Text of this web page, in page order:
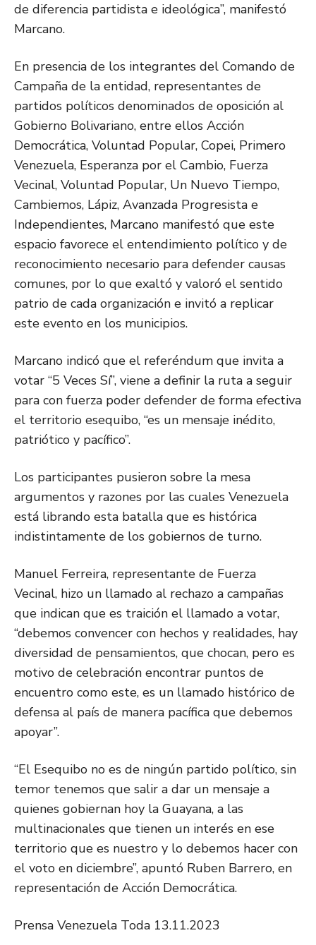
de diferencia partidista e ideológica”, manifestó
Marcano.
En presencia de los integrantes del Comando de
Campaña de la entidad, representantes de
partidos políticos denominados de oposición al
Gobierno Bolivariano, entre ellos Acción
Democrática, Voluntad Popular, Copei, Primero
Venezuela, Esperanza por el Cambio, Fuerza
Vecinal, Voluntad Popular, Un Nuevo Tiempo,
Cambiemos, Lápiz, Avanzada Progresista e
Independientes, Marcano manifestó que este
espacio favorece el entendimiento político y de
reconocimiento necesario para defender causas
comunes, por lo que exaltó y valoró el sentido
patrio de cada organización e invitó a replicar
este evento en los municipios.
Marcano indicó que el referéndum que invita a
votar “5 Veces Sí”, viene a definir la ruta a seguir
para con fuerza poder defender de forma efectiva
el territorio esequibo, “es un mensaje inédito,
patriótico y pacífico”.
Los participantes pusieron sobre la mesa
argumentos y razones por las cuales Venezuela
está librando esta batalla que es histórica
indistintamente de los gobiernos de turno.
Manuel Ferreira, representante de Fuerza
Vecinal, hizo un llamado al rechazo a campañas
que indican que es traición el llamado a votar,
“debemos convencer con hechos y realidades, hay
diversidad de pensamientos, que chocan, pero es
motivo de celebración encontrar puntos de
encuentro como este, es un llamado histórico de
defensa al país de manera pacífica que debemos
apoyar”.
“El Esequibo no es de ningún partido político, sin
temor tenemos que salir a dar un mensaje a
quienes gobiernan hoy la Guayana, a las
multinacionales que tienen un interés en ese
territorio que es nuestro y lo debemos hacer con
el voto en diciembre”, apuntó Ruben Barrero, en
representación de Acción Democrática.
Prensa Venezuela Toda 13.11.2023